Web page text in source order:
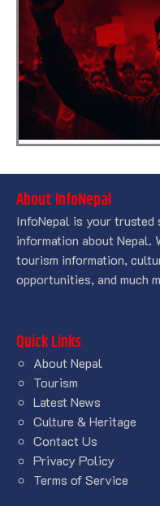
About InfoNepal
InfoNepal is your trusted
information about Nepal.
tourism information,
opportunities, and much
Quick Links
About Nepal
Tourism
Latest News
Culture & Heritage
Contact Us
Privacy Policy
Terms of Service